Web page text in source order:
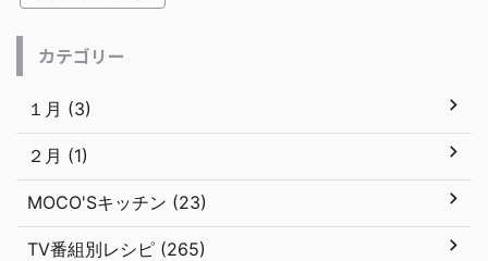
カテゴリー
１月 (3)
２月 (1)
MOCO'Sキッチン (23)
TV番組別レシピ (265)